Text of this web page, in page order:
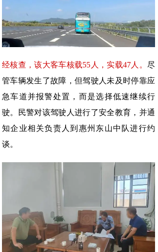
经核查，该大客车核载55人，实载47人。 尽
管车辆发生了故障，但驾驶人未及时停靠应
急车道并报警处置，而是选择低速继续行
驶。民警对该驾驶人进行了安全教育，并通
知企业相关负责人到惠州东山中队进行约
谈。